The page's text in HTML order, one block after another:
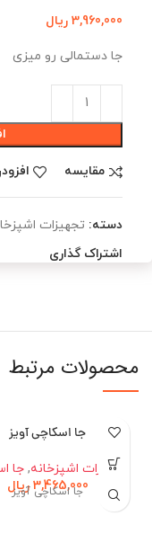
3,960,000 ریال
جا دستمالی رو میزی
مقایسه
دسته: تجهیزات
اشتراک گذاری
محصولات مرتبط
جا اسکاچی آویز
تجهیزات اشپزخانه, جا
3,465,000 ریال
جا اسکاچی آویز